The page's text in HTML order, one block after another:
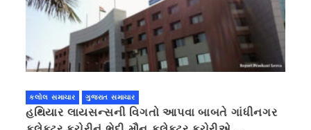
કલોલ સમાચાર ગુજરાત સમાચાર
હથિયાર લાયસન્સની વિગતો આપવા બાબતે ગાંધીનગર